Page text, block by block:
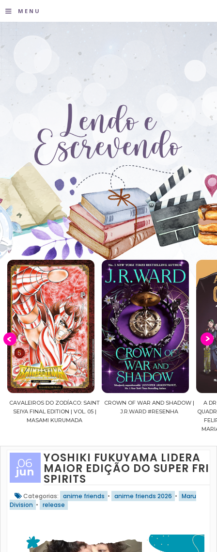
≡ MENU
DO ZODÍACO: SAINT
FINAL EDITION | VOL. 05 |
MASAMI KURUMADA
CROWN OF WAR AND SHADOW |
J.R.WARD #RESENHA
A DROGA
FELIPE
MARIANE
06
jun
YOSHIKI FUKUYAMA LIDERA
MAIOR EDIÇÃO DO SUPER
SPIRITS
Categorias: anime friends • anime friends 2026 • Maru
Division • release